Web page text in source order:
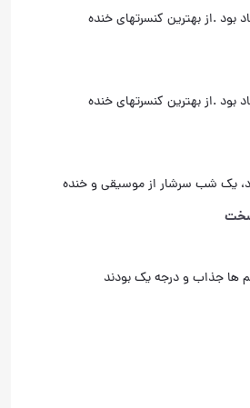
بود .از بهترین کنسرتهای خنده
بود .از بهترین کنسرتهای خنده
یک شب سرشار از موسیقی و خنده
ها جذاب و درجه یک بودند